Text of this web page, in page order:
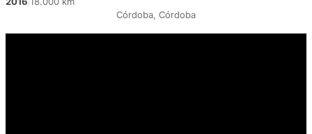
Córdoba, Córdoba